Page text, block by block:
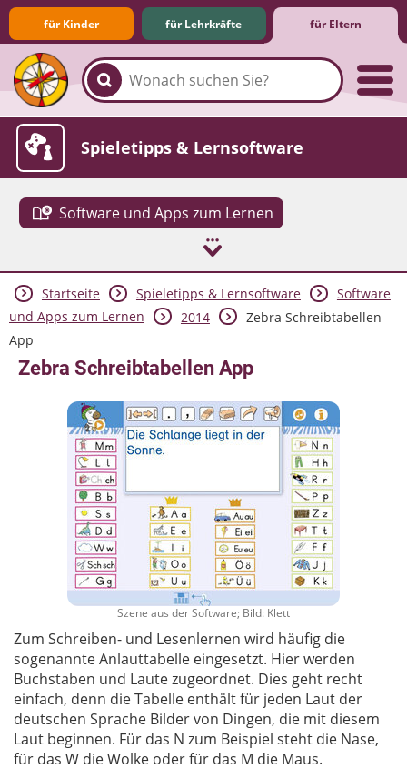
für Kinder für Lehrkräfte für Eltern
Familie & Medien
Spieletipps & Lernsoftware
Software und Apps zum Lernen
Die Jüngsten im Netz
Lexikon
Aktuelles
Startseite Spieletipps & Lernsoftware
Software
und Apps zum Lernen
2014
Zebra Schreibtabellen
App
Zebra Schreibtabellen App
Szene aus der Software; Bild: Klett
Zum Schreiben- und Lesenlernen wird häufig die
sogenannte Anlauttabelle eingesetzt. Hier werden
Buchstaben und Laute zugeordnet. Dies geht recht
einfach, denn die Tabelle enthält für jeden Laut der
deutschen Sprache Bilder von Dingen, die mit diesem
Laut beginnen. Für das N zum Beispiel steht die Nase,
für das W die Wolke oder für das M die Maus.